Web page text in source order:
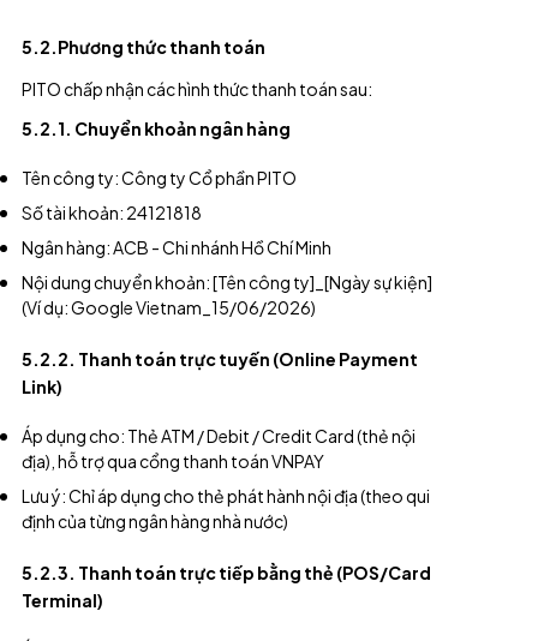
5.2.Phương thức thanh toán
PITO chấp nhận các hình thức thanh toán sau:
5.2.1. Chuyển khoản ngân hàng
Tên công ty: Công ty Cổ phần PITO
Số tài khoản: 24121818
Ngân hàng: ACB - Chi nhánh Hồ Chí Minh
Nội dung chuyển khoản: [Tên công ty]_[Ngày sự kiện]
(Ví dụ: Google Vietnam_15/06/2026)
5.2.2. Thanh toán trực tuyến (Online Payment
Link)
Áp dụng cho: Thẻ ATM / Debit / Credit Card (thẻ nội
địa), hỗ trợ qua cổng thanh toán VNPAY
Lưu ý: Chỉ áp dụng cho thẻ phát hành nội địa (theo qui
định của từng ngân hàng nhà nước)
5.2.3. Thanh toán trực tiếp bằng thẻ (POS/Card
Terminal)